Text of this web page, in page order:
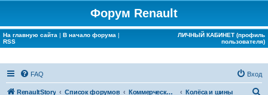
Форум Renault
На главную сайта | В начало форума |
RSS
ЛИЧНЫЙ КАБИНЕТ (профиль
пользователя)
FAQ Вход
RenaultStory Список форумов Коммерческие разделы Колёса и шины